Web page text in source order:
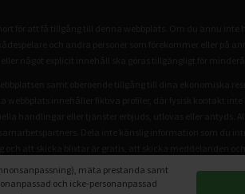
allmänna villkoren. Denna webbplats är inte en del av
mäta prestanda samt
och icke-personanpassad